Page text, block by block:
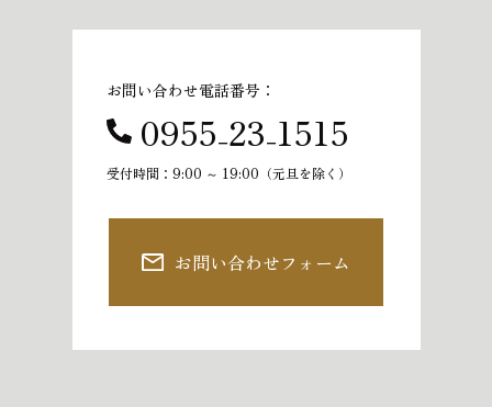
お問い合わせ電話番号：
0955₋23₋1515
受付時間：9:00 ～ 19:00（元旦を除く）
お問い合わせフォーム